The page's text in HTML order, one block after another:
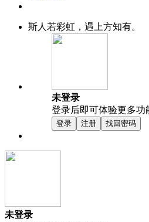
斯人若彩虹，遇上方知有。
未登录
登录后即可体验更多功
登录 注册 找回密码
未登录